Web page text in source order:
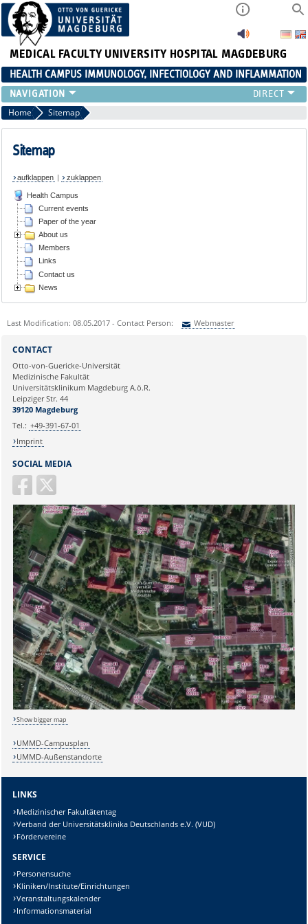
MEDICAL FACULTY UNIVERSITY HOSPITAL MAGDEBURG
HEALTH CAMPUS IMMUNOLOGY, INFECTIOLOGY AND INFLAMMATION
CURRENT EVENTS
PAPER OF THE YEAR
ABOUT US
LINKS
CONTACT US
NEWS
Home Sitemap
Sitemap
aufklappen | zuklappen
Health Campus
Current events
Paper of the year
About us
Members
Links
Contact us
News
Last Modification: 08.05.2017 - Contact Person: Webmaster
Ihre E-Mailadresse:
Ihr Anliegen:
Sicherheitsabfrage:
Lösung:
SOCIAL MEDIA
CONTACT
Otto-von-Guericke-Universität
Medizinische Fakultät
Universitätsklinikum Magdeburg A.ö.R.
Leipziger Str. 44
39120 Magdeburg
Tel.: +49-391-67-01
Imprint
Show bigger map
UMMD-Campusplan
UMMD-Außenstandorte
LINKS
Medizinischer Fakultätentag
Verband der Universitätsklinika Deutschlands e.V. (VUD)
Fördervereine
SERVICE
Personensuche
Kliniken/Institute/Einrichtungen
Veranstaltungskalender
Informationsmaterial